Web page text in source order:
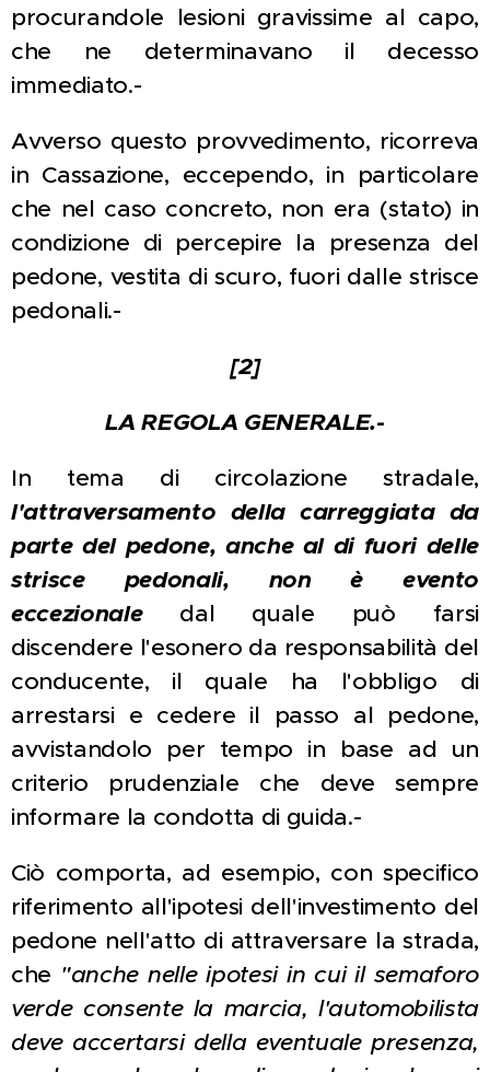
procurandole lesioni gravissime al capo,
che ne determinavano il decesso
immediato.-
Avverso questo provvedimento, ricorreva
in Cassazione, eccependo, in particolare
che nel caso concreto, non era (stato) in
condizione di percepire la presenza del
pedone, vestita di scuro, fuori dalle strisce
pedonali.-
[2]
LA REGOLA GENERALE.-
In tema di circolazione stradale,
l'attraversamento della carreggiata da
parte del pedone, anche al di fuori delle
strisce pedonali, non è evento
eccezionaledal quale può farsi
discendere l'esonero da responsabilità del
conducente, il quale ha l'obbligo di
arrestarsi e cedere il passo al pedone,
avvistandolo per tempo in base ad un
criterio prudenziale che deve sempre
informare la condotta di guida.-
Ciò comporta, ad esempio, con specifico
riferimento all'ipotesi dell'investimento del
pedone nell'atto di attraversare la strada,
che "anche nelle ipotesi in cui il semaforo
verde consente la marcia, l'automobilista
deve accertarsi della eventuale presenza,